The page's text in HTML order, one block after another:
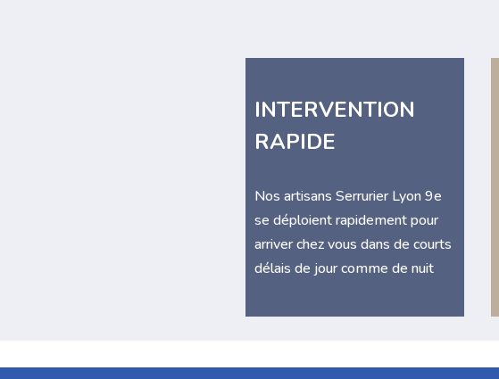
INTERVENTION
RAPIDE
Nos artisans Serrurier Lyon 9e
se déploient rapidement pour
arriver chez vous dans de courts
délais de jour comme de nuit